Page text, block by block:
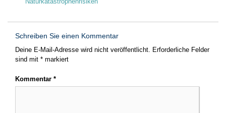
Schreiben Sie einen Kommentar
Deine E-Mail-Adresse wird nicht veröffentlicht. Erforderliche Felder
sind mit * markiert
Kommentar *